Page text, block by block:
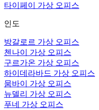
타이페이 가상 오피스
인도
방갈로르 가상 오피스
첸나이 가상 오피스
구르가온 가상 오피스
하이데라바드 가상 오피스
뭄바이 가상 오피스
뉴델리 가상 오피스
푸네 가상 오피스